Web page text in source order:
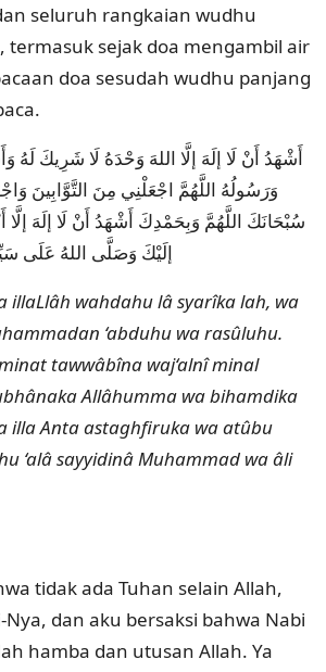
seluruh rangkaian wudhu
termasuk sejak doa mengambil air
doa sesudah wudhu panjang
أَشْهَدُ أَنْ لَا إلَهَ إلَّا اللهَ وَحْدَهُ لَا شَرِيكَ
وَرَسُولُهُ اللَّهُمَّ اجْعَلْنِي مِنَ التَّوَّابِينَ
سُبْحَانَكَ اللَّهُمَّ وَبِحَمْدِكَ أَشْهَدُ أَنْ لَا إلَهَ
إلَيْكَ وَصَلَّى اللهُ عَلَى
illaLlâh wahdahu lâ syarîka lah, wa
‘abduhu wa rasûluhu.
tawwâbîna waj‘alnî minal
Allâhumma wa bihamdika
illa Anta astaghfiruka wa atûbu
‘alâ sayyidinâ Muhammad wa âli
tidak ada Tuhan selain Allah,
dan aku bersaksi bahwa Nabi
hamba dan utusan Allah. Ya